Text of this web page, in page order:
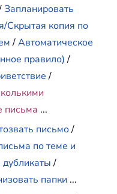
Запланировать
Скрытая копия по
/Автоматическое
правило)/
/
письма ...
письмо/
по теме и
/
папки ...